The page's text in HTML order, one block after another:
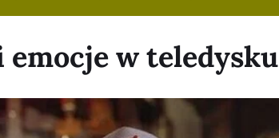
emocje w teledysku